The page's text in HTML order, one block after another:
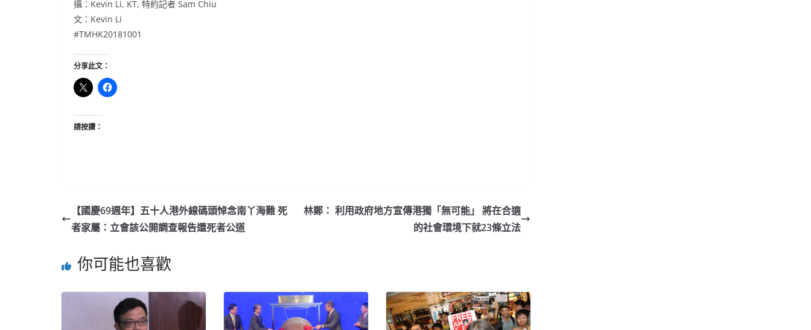
攝：Kevin Li, KT, 特約記者 Sam Chiu
文：Kevin Li
#TMHK20181001
分享此文：
請按讚：
【國慶69週年】五十人港外線碼頭悼念南丫海難 死
者家屬：立會該公開調查報告還死者公道
林鄭： 利用政府地方宣傳港獨「無可能」 將在合適
的社會環境下就23條立法
你可能也喜歡